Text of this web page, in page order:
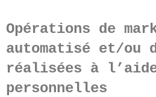
Opérations de
automatisé et/ou
réalisées à l’aide
personnelles